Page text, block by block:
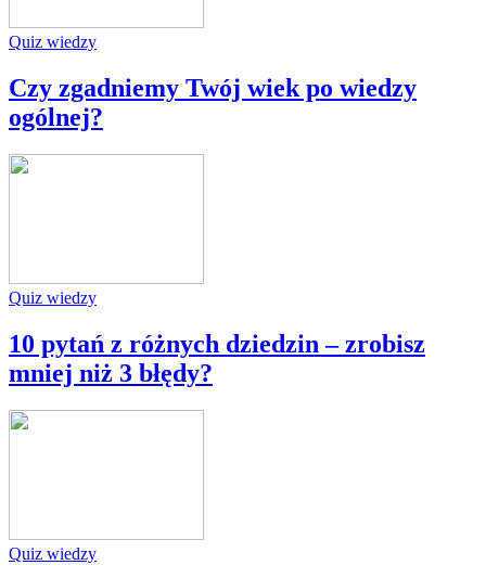
Quiz wiedzy
Czy zgadniemy Twój wiek po wiedzy
ogólnej?
Quiz wiedzy
10 pytań z różnych dziedzin – zrobisz
mniej niż 3 błędy?
Quiz wiedzy